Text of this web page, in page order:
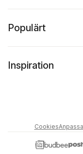
Populärt
Inspiration
Cookies